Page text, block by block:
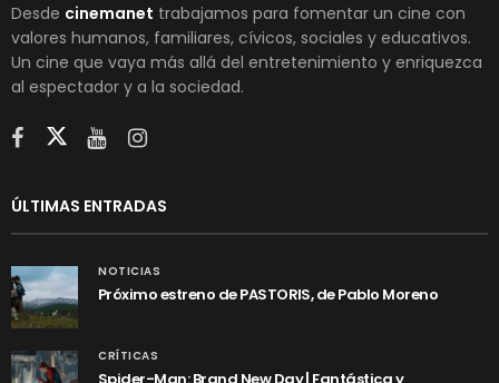
Desde cinemanet trabajamos para fomentar un cine con
valores humanos, familiares, cívicos, sociales y educativos.
Un cine que vaya más allá del entretenimiento y enriquezca
al espectador y a la sociedad.
ÚLTIMAS ENTRADAS
NOTICIAS
Próximo estreno de PASTORIS, de Pablo Moreno
CRÍTICAS